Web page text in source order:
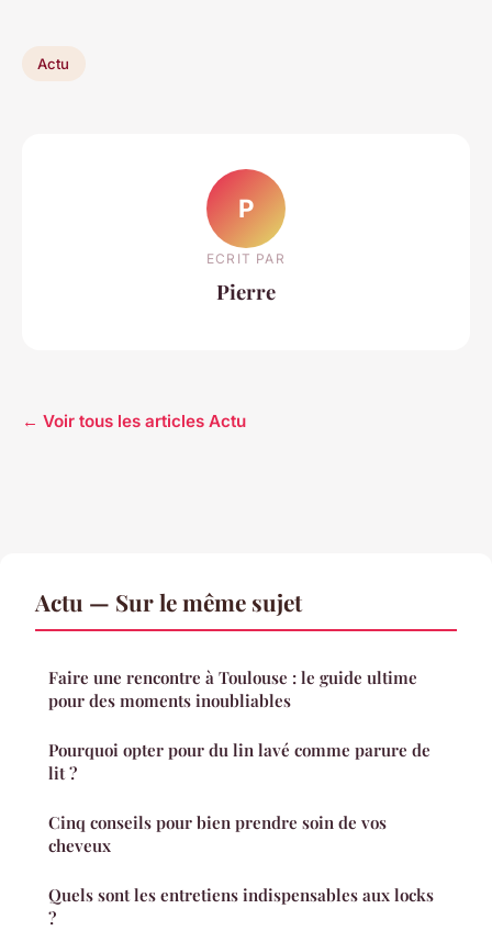
Actu
P
ECRIT PAR
Pierre
← Voir tous les articles Actu
Actu — Sur le même sujet
Faire une rencontre à Toulouse : le guide ultime
pour des moments inoubliables
Pourquoi opter pour du lin lavé comme parure de
lit ?
Cinq conseils pour bien prendre soin de vos
cheveux
Quels sont les entretiens indispensables aux locks
?